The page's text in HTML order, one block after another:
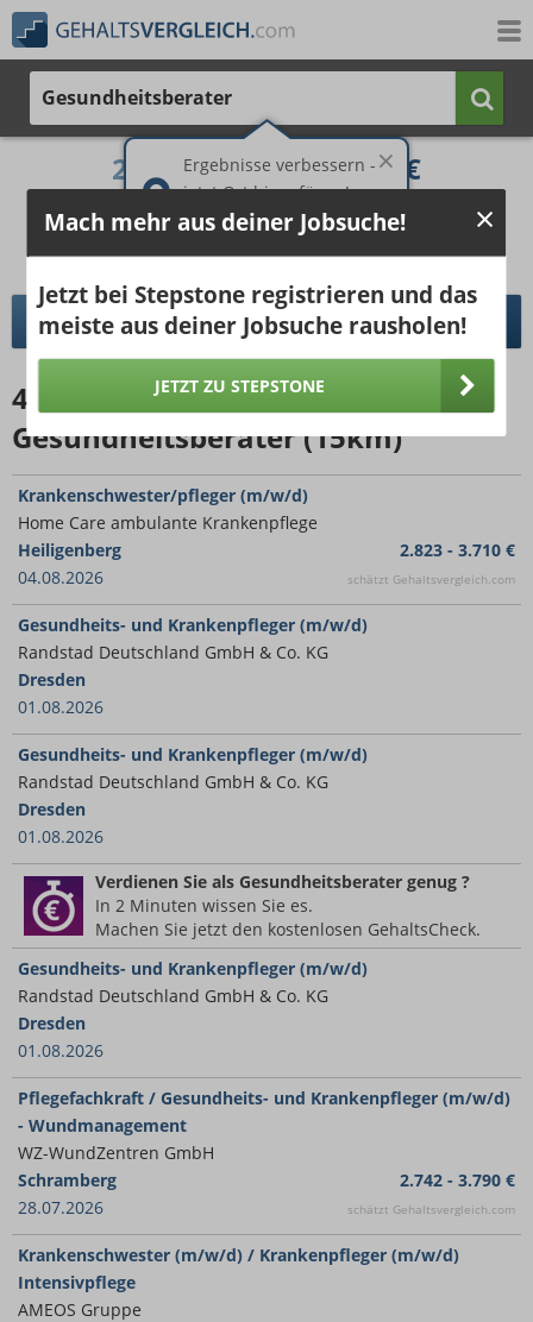
Ergebnisse verbessern -
jetzt Ort hinzufügen!
Gesundheitsberater
2.888 € 4.018 €
Bruttogehalt bei 40 Wochenstunden.
DETAILLIERTER GEHALTSVERGLEICH
48017 Jobangebotefür
Gesundheitsberater (15km)
Krankenschwester/pfleger (m/w/d)
Home Care ambulante Krankenpflege
Heiligenberg
04.08.2026
2.823 - 3.710 €
schätzt Gehaltsvergleich.com
Gesundheits- und Krankenpfleger (m/w/d)
Randstad Deutschland GmbH & Co. KG
Dresden
01.08.2026
Gesundheits- und Krankenpfleger (m/w/d)
Randstad Deutschland GmbH & Co. KG
Dresden
01.08.2026
Verdienen Sie als Gesundheitsberater genug ?
In 2 Minuten wissen Sie es.
Machen Sie jetzt den kostenlosen GehaltsCheck.
Gesundheits- und Krankenpfleger (m/w/d)
Randstad Deutschland GmbH & Co. KG
Dresden
01.08.2026
Pflegefachkraft / Gesundheits- und Krankenpfleger (m/w/d)
- Wundmanagement
WZ-WundZentren GmbH
Schramberg
28.07.2026
2.742 - 3.790 €
schätzt Gehaltsvergleich.com
Krankenschwester (m/w/d) / Krankenpfleger (m/w/d)
Intensivpflege
AMEOS Gruppe
Mach mehr aus deiner Jobsuche!
Jetzt bei Stepstone registrieren und das
meiste aus deiner Jobsuche rausholen!
JETZT ZU STEPSTONE